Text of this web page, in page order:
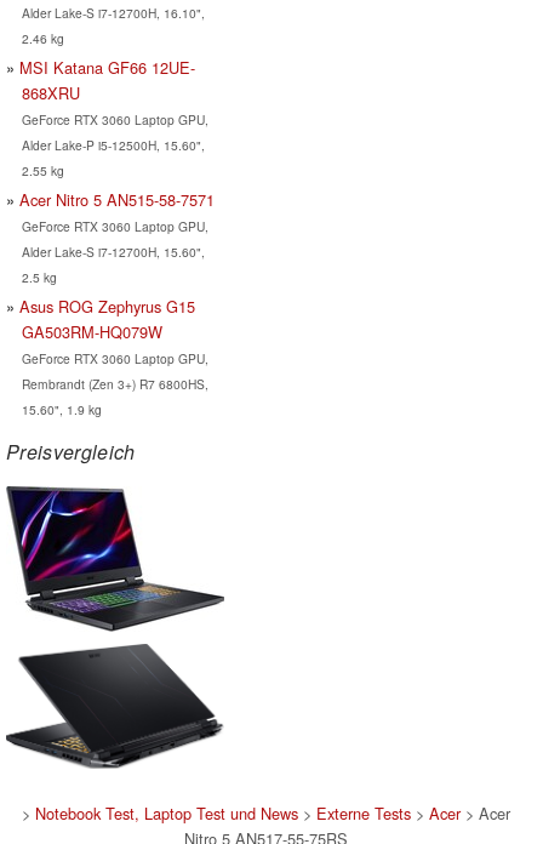
Alder Lake-S i7-12700H, 16.10",
2.46 kg
MSI Katana GF66 12UE-
868XRU
GeForce RTX 3060 Laptop GPU,
Alder Lake-P i5-12500H, 15.60",
2.55 kg
Acer Nitro 5 AN515-58-7571
GeForce RTX 3060 Laptop GPU,
Alder Lake-S i7-12700H, 15.60",
2.5 kg
Asus ROG Zephyrus G15
GA503RM-HQ079W
GeForce RTX 3060 Laptop GPU,
Rembrandt (Zen 3+) R7 6800HS,
15.60", 1.9 kg
Preisvergleich
> Notebook Test, Laptop Test und News> Externe Tests> Acer> Acer
Nitro 5 AN517-55-75RS